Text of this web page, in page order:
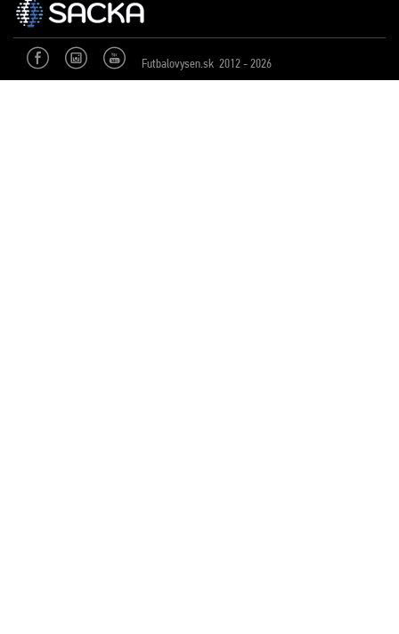
Futbalovysen.sk 2012 - 2026